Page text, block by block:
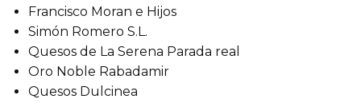
Francisco Moran e Hijos
Simón Romero S.L.
Quesos de La Serena Parada real
Oro Noble Rabadamir
Quesos Dulcinea